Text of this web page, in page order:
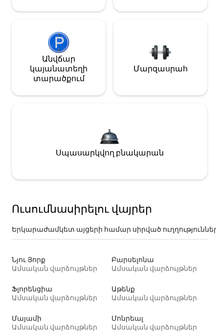
Անվճար
կայանատեղի
տարածքում
Մարզասրահ
Սպասարկվող բնակարան
Ուսումնասիրելու վայրեր
Երկարաժամկետ այցերի համար սիրված ուղղություններ
Նյու Յորք
Ամսական վարձույթներ
Բարսելոնա
Ամսական վարձույթներ
Ֆլորենցիա
Ամսական վարձույթներ
Աթենք
Ամսական վարձույթներ
Մայամի
Ամսական վարձույթներ
Մոնրեալ
Ամսական վարձույթներ